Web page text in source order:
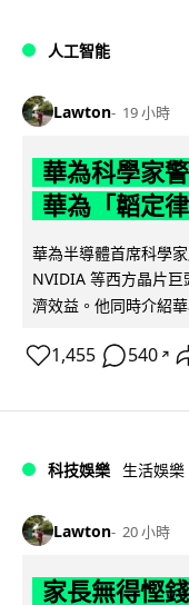
人工智能
Lawton 19 小時
華為科學家
華為「韜定
華為半導體首席科學
NVIDIA 等西方晶片
濟效益。他同時介紹
1,455 540 ↗
科技娛樂 生活娛樂
Lawton 20 小時
家長無得慳